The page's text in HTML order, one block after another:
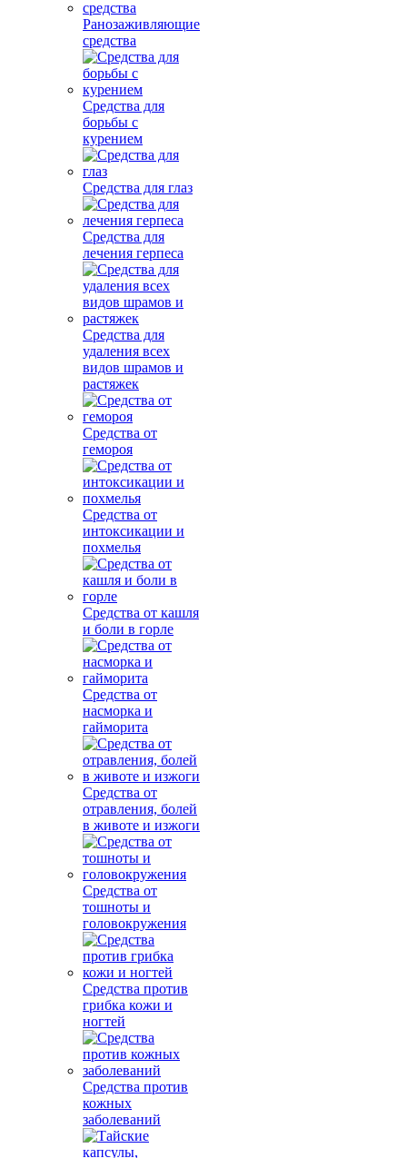
Ранозаживляющие
средства
Средства для
борьбы с
курением
Средства для глаз
Средства для
лечения герпеса
Средства для
удаления всех
видов шрамов и
растяжек
Средства от
гемороя
Средства от
интоксикации и
похмелья
Средства от кашля
и боли в горле
Средства от
насморка и
гайморита
Средства от
отравления, болей
в животе и изжоги
Средства от
тошноты и
головокружения
Средства против
грибка кожи и
ногтей
Средства против
кожных
заболеваний